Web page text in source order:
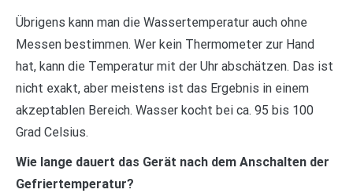
Übrigens kann man die Wassertemperatur auch ohne
Messen bestimmen. Wer kein Thermometer zur Hand
hat, kann die Temperatur mit der Uhr abschätzen. Das ist
nicht exakt, aber meistens ist das Ergebnis in einem
akzeptablen Bereich. Wasser kocht bei ca. 95 bis 100
Grad Celsius.
Wie lange dauert das Gerät nach dem Anschalten der
Gefriertemperatur?